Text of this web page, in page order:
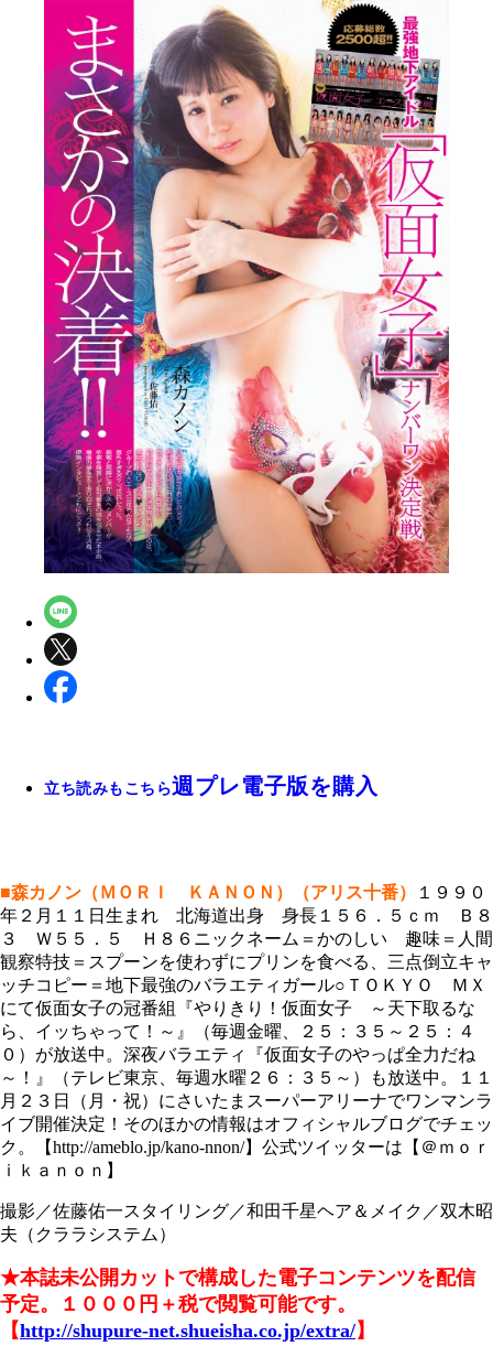
立ち読みもこちら週プレ電子版を購入
■森カノン （ＭＯＲＩ ＫＡＮＯＮ） （アリス十番）
１９９０
年２月１１日生まれ 北海道出身 身長１５６．５ｃｍ Ｂ８
３ Ｗ５５．５ Ｈ８６ニックネーム＝かのしい 趣味＝人間
観察特技＝スプーンを使わずにプリンを食べる、三点倒立キャ
ッチコピー＝地下最強のバラエティガール○ＴＯＫＹＯ ＭＸ
にて仮面女子の冠番組『やりきり！仮面女子 ～天下取るな
ら、イッちゃって！～』（毎週金曜、２５：３５～２５：４
０）が放送中。深夜バラエティ『仮面女子のやっぱ全力だね
～！』（テレビ東京、毎週水曜２６：３５～）も放送中。１１
月２３日（月・祝）にさいたまスーパーアリーナでワンマンラ
イブ開催決定！そのほかの情報はオフィシャルブログでチェッ
ク。【http://ameblo.jp/kano-nnon/】公式ツイッターは【＠ｍｏｒ
ｉｋａｎｏｎ】
撮影／佐藤佑一スタイリング／和田千星ヘア＆メイク／双木昭
夫（クララシステム）
★本誌未公開カットで構成した電子コンテンツを配信
予定。
１０００円＋税で閲覧可能です。
【http://shupure-net.shueisha.co.jp/extra/】